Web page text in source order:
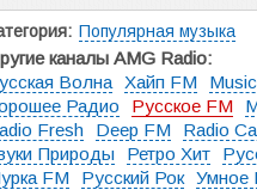
Популярная музыка
каналы AMG Radio:
Волна
Хайп FM
Радио
Русское FM
Fresh
Deep FM
Radio
Природы
Ретро Хит
FM
Русский Рок Умное